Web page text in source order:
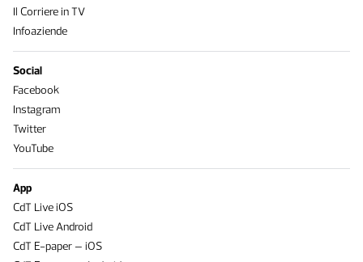
Il Corriere in TV
Infoaziende
Social
Facebook
Instagram
Twitter
YouTube
App
CdT Live iOS
CdT Live Android
CdT E-paper – iOS